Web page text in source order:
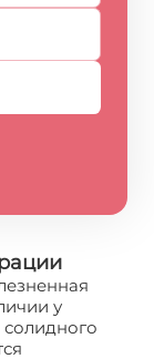
у